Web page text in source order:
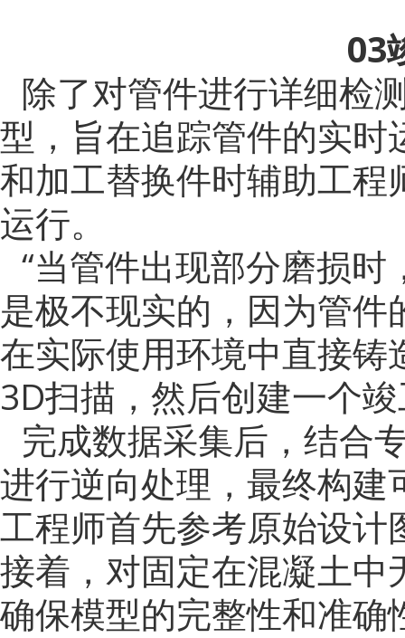
03
除了对管件进行详细检
型，旨在追踪管件的实
和加工替换件时辅助工程
运行。
“当管件出现部分磨损
是极不现实的，因为管
在实际使用环境中直接
3D扫描，然后创建一个
完成数据采集后，结合
进行逆向处理，最终构建
工程师首先参考原始设
接着，对固定在混凝土
确保模型的完整性和准确